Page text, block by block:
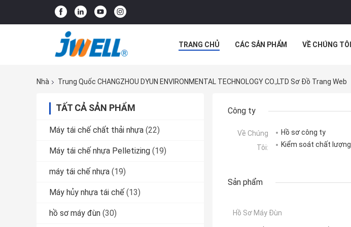
TRANG CHỦ CÁC SẢN PHẨM VỀ CHÚNG TÔI
Nhà
Trung Quốc CHANGZHOU DYUN ENVIRONMENTAL TECHNOLOGY CO.,LTD Sơ Đồ Trang Web
TẤT CẢ SẢN PHẨM
Máy tái chế chất thải nhựa (22)
Máy tái chế nhựa Pelletizing (19)
máy tái chế nhựa (19)
Máy hủy nhựa tái chế (13)
hồ sơ máy đùn (30)
Công ty
Về Chúng
Tôi:
Hồ sơ công ty
Kiểm soát chất lượng
Sản phẩm
Hồ Sơ Máy Đùn